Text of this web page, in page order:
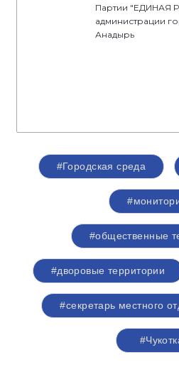
Партии "ЕДИНАЯ
администрации
Анадырь
#Городская среда
#общественные
#дворовые территории
#секретарь местного